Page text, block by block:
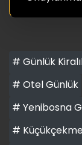
# Günlük
# Otel Günlük
# Yenibosna
#